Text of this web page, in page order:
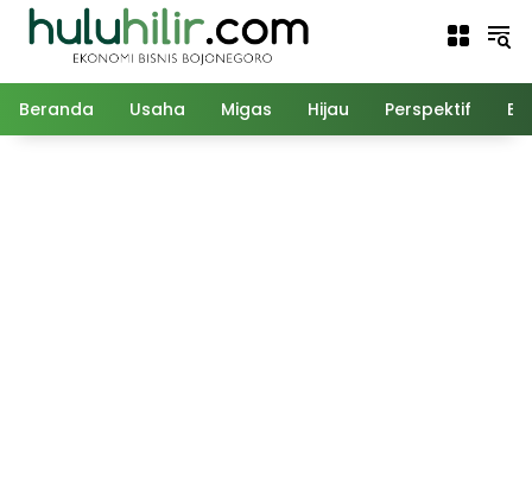
Langsung
Beranda Usaha Migas Hijau Perspektif